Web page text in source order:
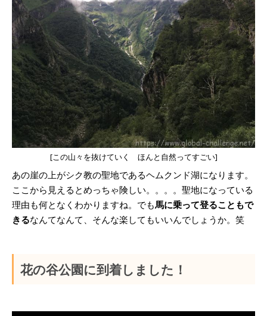
[この山々を抜けていく ほんと自然ってすごい]
あの崖の上がシク教の聖地であるヘムクンド湖になります。
ここから見えるとめっちゃ険しい。。。。聖地になっている
理由も何となくわかりますね。でも馬に乗って登ることもで
きるなんてなんて、そんな楽してもいいんでしょうか。笑
花の谷公園に到着しました！